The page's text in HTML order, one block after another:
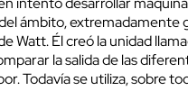
ámbito, extremadamente
Watt. Él creó la unidad
la salida de las
Todavía se utiliza, sobre